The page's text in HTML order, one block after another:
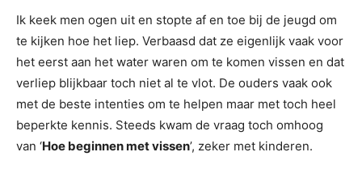
Ik keek men ogen uit en stopte af en toe bij de jeugd om
te kijken hoe het liep. Verbaasd dat ze eigenlijk vaak voor
het eerst aan het water waren om te komen vissen en dat
verliep blijkbaar toch niet al te vlot. De ouders vaak ook
met de beste intenties om te helpen maar met toch heel
beperkte kennis. Steeds kwam de vraag toch omhoog
van ‘Hoe beginnen met vissen’, zeker met kinderen.